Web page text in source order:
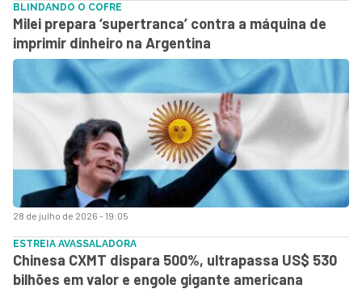
28 de julho de 2026 - 19:05
BLINDANDO O COFRE
Milei prepara ‘supertranca’ contra a máquina de
imprimir dinheiro na Argentina
ESTREIA AVASSALADORA
Chinesa CXMT dispara 500%, ultrapassa US$ 530
bilhões em valor e engole gigante americana